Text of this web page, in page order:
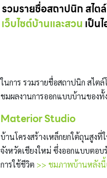
รวมรายชื่อสถาปนิก สไต
เว็บไซต์บ้านและสวนเป็น
ในการ รวมรายชื่อสถาปนิก สไต
ชมผลงานการออกแบบบ้านของ
Materior Studio
บ้านโครงสร้างเหล็กยกใต้ถุนสู
จังหวัดเชียงใหม่ ซึ่งออกแบบตอ
การใช้ชีวิต >> ชมภาพบ้านหลังนี้